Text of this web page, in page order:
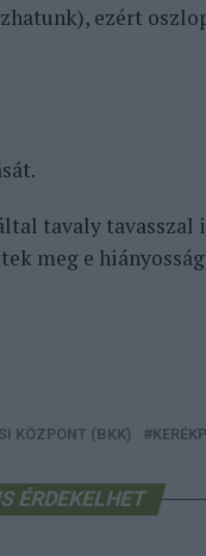
ezért
tavaly
meg e
KÖZPONT (BKK)
ÉRDEKELHET